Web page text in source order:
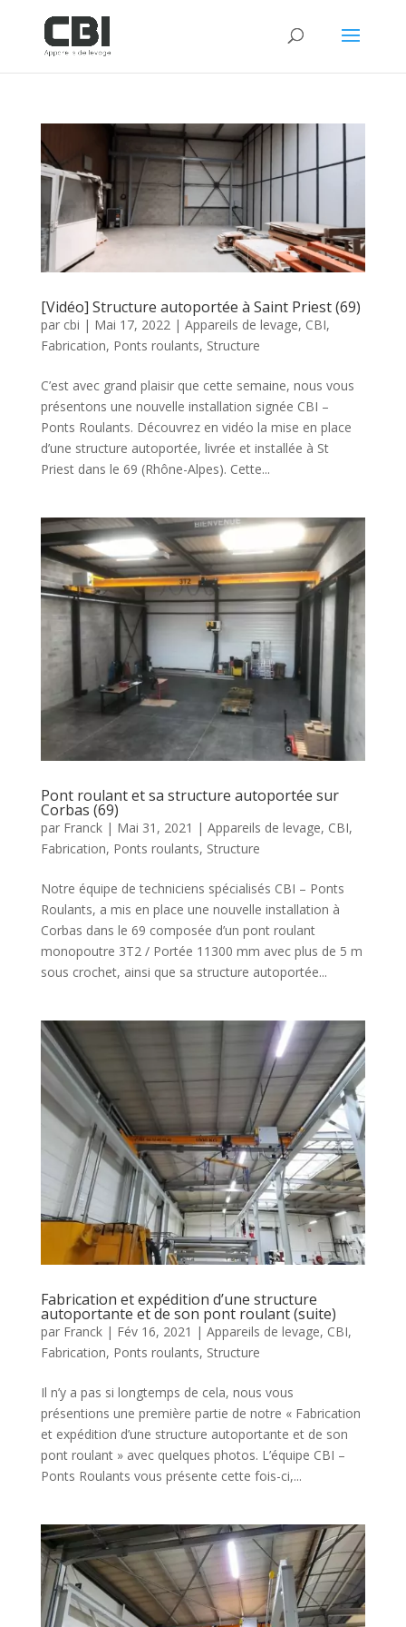
[Vidéo] Structure autoportée à Saint Priest (69)
par cbi | Mai 17, 2022 | Appareils de levage, CBI,
Fabrication, Ponts roulants, Structure
C’est avec grand plaisir que cette semaine, nous vous
présentons une nouvelle installation signée CBI –
Ponts Roulants. Découvrez en vidéo la mise en place
d’une structure autoportée, livrée et installée à St
Priest dans le 69 (Rhône-Alpes). Cette...
Pont roulant et sa structure autoportée sur
Corbas (69)
par Franck| Mai 31, 2021 | Appareils de levage, CBI,
Fabrication, Ponts roulants, Structure
Notre équipe de techniciens spécialisés CBI – Ponts
Roulants, a mis en place une nouvelle installation à
Corbas dans le 69 composée d’un pont roulant
monopoutre 3T2 / Portée 11300 mm avec plus de 5 m
sous crochet, ainsi que sa structure autoportée...
Fabrication et expédition d’une structure
autoportante et de son pont roulant (suite)
par Franck| Fév 16, 2021 | Appareils de levage, CBI,
Fabrication, Ponts roulants, Structure
Il n’y a pas si longtemps de cela, nous vous
présentions une première partie de notre « Fabrication
et expédition d’une structure autoportante et de son
pont roulant » avec quelques photos. L’équipe CBI –
Ponts Roulants vous présente cette fois-ci,...